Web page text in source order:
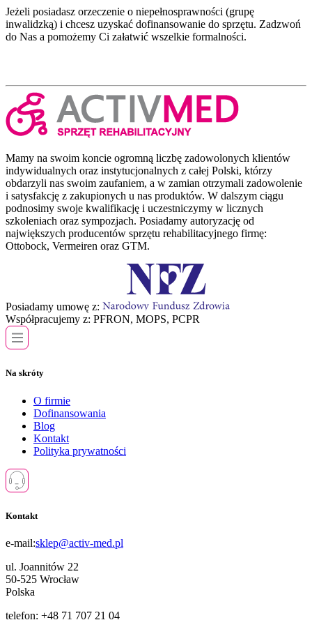
Jeżeli posiadasz orzeczenie o niepełnosprawności (grupę
inwalidzką) i chcesz uzyskać dofinansowanie do sprzętu. Zadzwoń
do Nas a pomożemy Ci załatwić wszelkie formalności.
Mamy na swoim koncie ogromną liczbę zadowolonych klientów
indywidualnych oraz instytucjonalnych z całej Polski, którzy
obdarzyli nas swoim zaufaniem, a w zamian otrzymali zadowolenie
i satysfakcję z zakupionych u nas produktów. W dalszym ciągu
podnosimy swoje kwalifikację i uczestniczymy w licznych
szkoleniach oraz sympozjach. Posiadamy autoryzację od
największych producentów sprzętu rehabilitacyjnego firmę:
Ottobock, Vermeiren oraz GTM.
Posiadamy umowę z:
Współpracujemy z: PFRON, MOPS, PCPR
Na skróty
O firmie
Dofinansowania
Blog
Kontakt
Polityka prywatności
Kontakt
e-mail:sklep@activ-med.pl
ul. Joannitów 22
50-525 Wrocław
Polska
telefon: +48 71 707 21 04